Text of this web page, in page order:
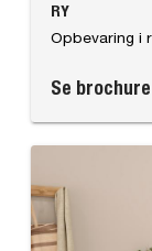
RY
Opbevaring i
Se brochure